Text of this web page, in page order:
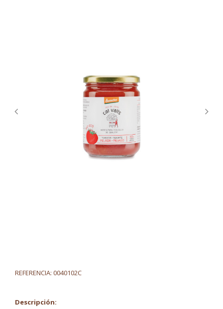
REFERENCIA: 0040102C
Descripción: